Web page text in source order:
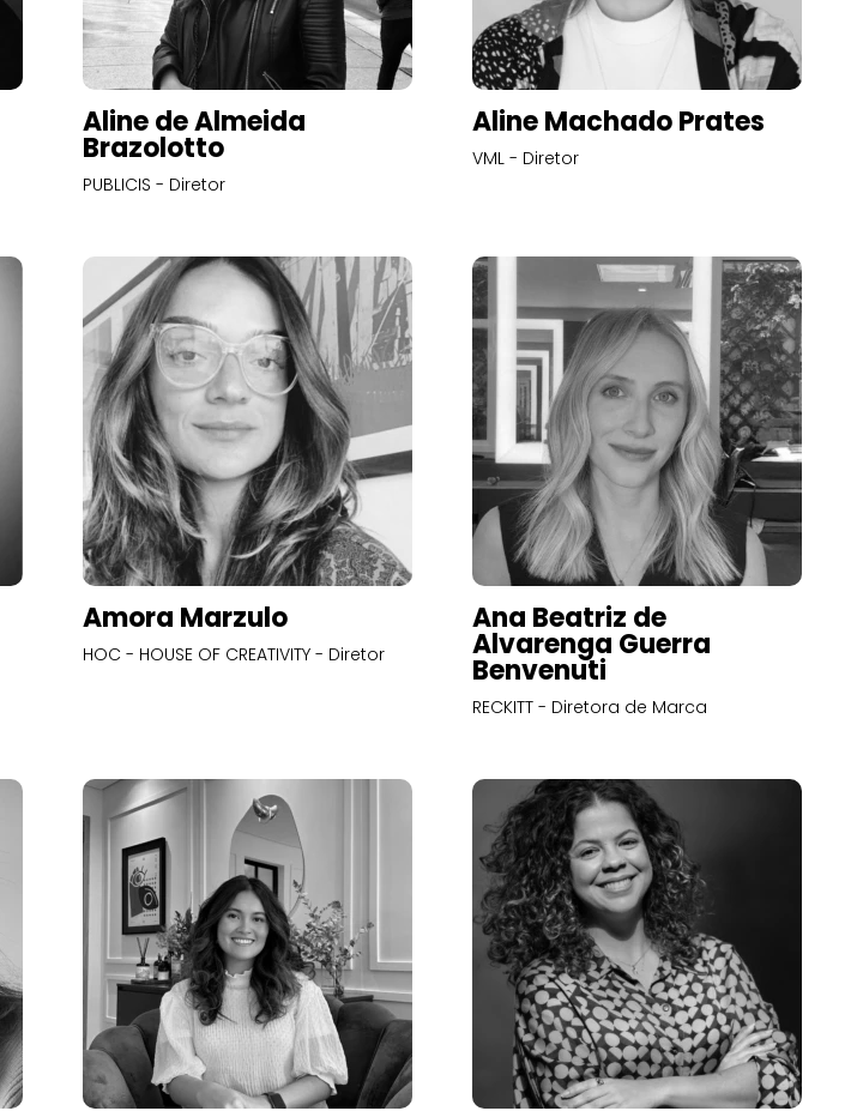
Aline de Almeida
Brazolotto
PUBLICIS - Diretor
Aline Machado Prates
VML - Diretor
Amora Marzulo
HOC - HOUSE OF CREATIVITY - Diretor
Ana Beatriz de
Alvarenga Guerra
Benvenuti
RECKITT - Diretora de Marca